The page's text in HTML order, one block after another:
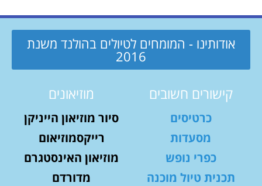
אודותינו - המומחים לטיולים בהולנד משנת
2016
קישורים חשובים
כרטיסים
מסעדות
כפרי נופש
תכנית טיול מוכנה
מוזיאונים
סיור מוזיאון הייניקן
רייקסמוזיאום
מוזיאון האינסטגרם
מדורדם